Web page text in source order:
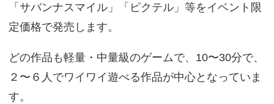
「サバンナスマイル」「ピクテル」等をイベント限
定価格で発売します。
どの作品も軽量・中量級のゲームで、10〜30分で、
２〜６人でワイワイ遊べる作品が中心となっていま
す。